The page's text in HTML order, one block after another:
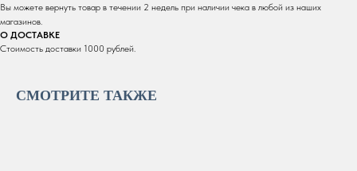
Вы можете вернуть товар в течении 2 недель при наличии чека в любой из наших
магазинов.
О ДОСТАВКЕ
Стоимость доставки 1000 рублей.
СМОТРИТЕ ТАКЖЕ